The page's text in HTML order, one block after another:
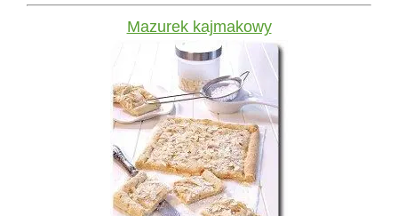
Mazurek kajmakowy